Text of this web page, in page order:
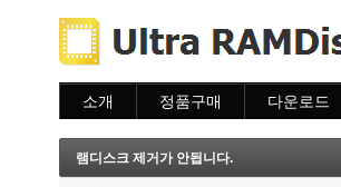
소개 정품구매
주문조회
이용안내
다운로드
램디스크 제거가 안됩니다.